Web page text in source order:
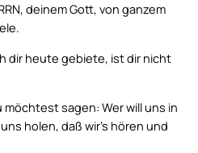
deinem Gott, von ganzem
dir heute gebiete, ist dir nicht
möchtest sagen: Wer will uns in
holen, daß wir’s hören und